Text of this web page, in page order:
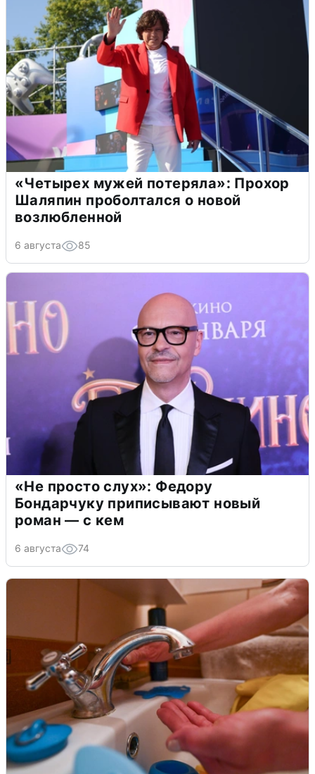
«Четырех мужей потеряла»: Прохор
Шаляпин проболтался о новой
возлюбленной
6 августа 85
«Не просто слух»: Федору
Бондарчуку приписывают новый
роман — с кем
6 августа 74